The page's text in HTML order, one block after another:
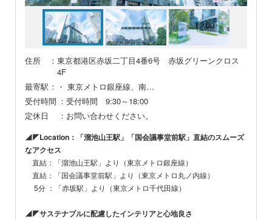
住所
：東京都港区赤坂二丁目4番6号 赤坂グリーンクロス
4F
最寄駅 ：・ 東京メトロ銀座線、南…
受付時間 ：受付時間 9:30～18:00
定休日
：お問い合わせください。
◢◤Location：「溜池山王駅」「国会議事堂前駅」直結のスムーズ
なアクセス
直結：「溜池山王駅」より（東京メトロ銀座線）
直結：「国会議事堂前駅」より（東京メトロ丸ノ内線）
5分 ：「赤坂駅」より（東京メトロ千代田線）
◢◤サステナブルに配慮したインテリアと心地良さ